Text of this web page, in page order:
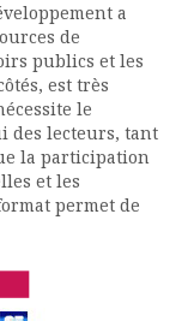
a
de
publics et les
est très
le
des lecteurs, tant
la participation
et les
permet de